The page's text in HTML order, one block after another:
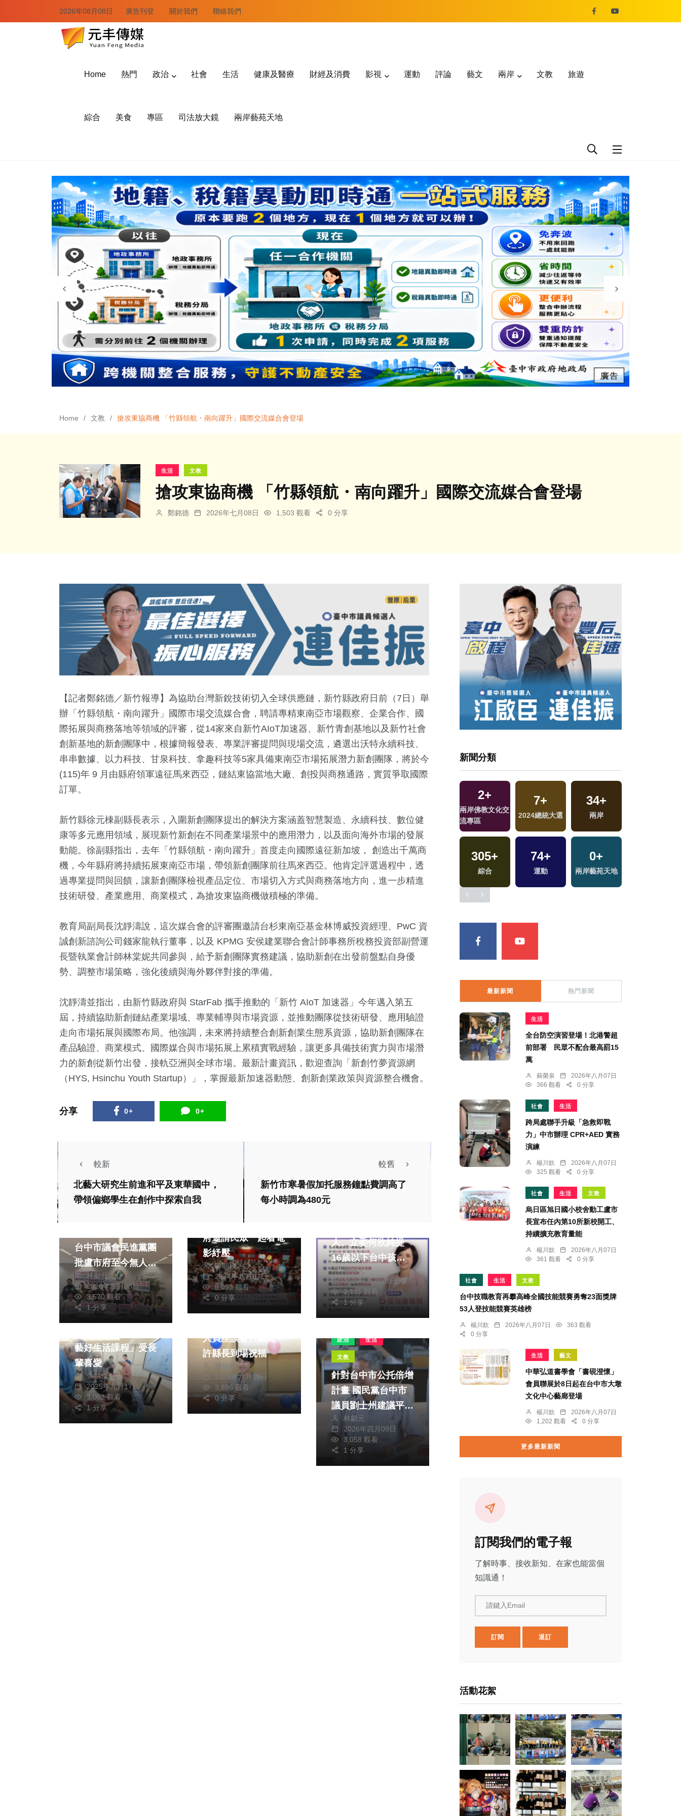
2026年08月08日 廣告刊登 關於我們 聯絡我們
Home 熱門 政治 社會 生活 健康及醫療 財經及消費 影視 運動 評論 藝文 兩岸 文教 旅遊
綜合 美食 專區 司法放大鏡 兩岸藝苑天地
Home 文教 搶攻東協商機 「竹縣領航・南向躍升」國際交流媒合會登場
生活 文教
搶攻東協商機 「竹縣領航・南向躍升」國際交流媒合會登場
鄭銘德 2026年七月08日 1,503 觀看 0 分享
【記者鄭銘德／新竹報導】為協助台灣新銳技術切入全球供應鏈，新竹縣政府日前（7日）舉
辦「竹縣領航・南向躍升」國際市場交流媒合會，聘請專精東南亞市場觀察、企業合作、國
際拓展與商務落地等領域的評審，從14家來自新竹AIoT加速器、新竹青創基地以及新竹社會
創新基地的新創團隊中，根據簡報發表、專業評審提問與現場交流，遴選出沃特永續科技、
串串數據、以力科技、甘泉科技、拿趣科技等5家具備東南亞市場拓展潛力新創團隊，將於今
(115)年 9 月由縣府領軍遠征馬來西亞，鏈結東協當地大廠、創投與商務通路，實質爭取國際
訂單。
新竹縣徐元棟副縣長表示，入圍新創團隊提出的解決方案涵蓋智慧製造、永續科技、數位健
康等多元應用領域，展現新竹新創在不同產業場景中的應用潛力，以及面向海外市場的發展
動能。徐副縣指出，去年「竹縣領航・南向躍升」首度走向國際遠征新加坡， 創造出千萬商
機，今年縣府將持續拓展東南亞市場，帶領新創團隊前往馬來西亞。他肯定評選過程中，透
過專業提問與回饋，讓新創團隊檢視產品定位、市場切入方式與商務落地方向，進一步精進
技術研發、產業應用、商業模式，為搶攻東協商機做積極的準備。
教育局副局長沈靜濤說，這次媒合會的評審團邀請台杉東南亞基金林博威投資經理、PwC 資
誠創新諮詢公司錢家龍執行董事，以及 KPMG 安侯建業聯合會計師事務所稅務投資部副營運
長暨執業會計師林棠妮共同參與，給予新創團隊實務建議，協助新創在出發前盤點自身優
勢、調整市場策略，強化後續與海外夥伴對接的準備。
沈靜濤並指出，由新竹縣政府與 StarFab 攜手推動的「新竹 AIoT 加速器」今年邁入第五
屆，持續協助新創鏈結產業場域、專業輔導與市場資源，並推動團隊從技術研發、應用驗證
走向市場拓展與國際布局。他強調，未來將持續整合創新創業生態系資源，協助新創團隊在
產品驗證、商業模式、國際媒合與市場拓展上累積實戰經驗，讓更多具備技術實力與市場潛
力的新創從新竹出發，接軌亞洲與全球市場。最新計畫資訊，歡迎查詢「新創竹夢資源網
（HYS, Hsinchu Youth Startup）」，掌握最新加速器動態、創新創業政策與資源整合機會。
分享 0+ 0+
較新
北藝大研究生前進和平及東華國中，
帶領偏鄉學生在創作中探索自我
較舊
新竹市寒暑假加托服務鐘點費調高了
每小時調為480元
台中市議會民進黨團
批盧市府至今無人負
責、零制度改革 市
長盧秀燕：校園性侵
案嚴懲失職人員、全
面強化制度防護、還
給孩子公道
林獻元
2026年四月08日
3,570 觀看
1 分享
社會 生活
文教
宣傳心理健康月 縣
府邀請民眾一起看電
影紓壓
陳朝枝
2024年九月07日
8,093 觀看
0 分享
人、立委何欣純提
16歲以下台中孩子
免費入場：綠美圖應
是台中孩子共同的文
化教室
林獻元
2026年五月18日
2,131 觀看
1 分享
財經及消費
藝好生活課程」受長
輩喜愛
張皓傑
2025年九月17日
3,002 觀看
1 分享
人員座談會人氣旺
許縣長到場祝福
陳朝枝
2025年六月18日
3,896 觀看
0 分享
政治 生活
文教
針對台中市公托倍增
計畫 國民黨台中市
議員劉士州建議平衡
公托、準公托與私托
的資源與補助以舒緩
公托排隊壓力
林獻元
2026年四月09日
3,058 觀看
1 分享
新聞分類
海峽論壇專區 財經及消費
+
司法放大鏡
33+
影視
社會 旅遊 2024立委選戰 綜藝
126+
藝文
546+
政治 2023金鐘獎
2+
兩岸佛教文化交
流專區
7+
2024總統大選
34+
兩岸
305+
綜合
74+
運動
0+
兩岸藝苑天地
最新新聞 熱門新聞
生活
全台防空演習登場！北港警超
前部署 民眾不配合最高罰15
萬
蘇榮泉
2026年八月07日
366 觀看
0 分享
社會 生活
跨局處聯手升級「急救即戰
力」中市辦理 CPR+AED 實務
演練
楊川欽
2026年八月07日
325 觀看
0 分享
社會 生活 文教
烏日區旭日國小校舍動工盧市
長宣布任內第10所新校開工、
持續擴充教育量能
楊川欽
2026年八月07日
361 觀看
0 分享
社會 生活 文教
台中技職教育再攀高峰全國技能競賽勇奪23面獎牌
53人登技能競賽英雄榜
楊川欽 2026年八月07日
363 觀看
0 分享
生活 藝文
中華弘道書學會「書硯澄懷」
會員聯展於8日起在台中市大墩
文化中心藝廊登場
楊川欽
2026年八月07日
1,202 觀看
0 分享
更多最新新聞
訂閱我們的電子報
了解時事、接收新知、在家也能當個
知識通！
請鍵入Email
訂閱 退訂
活動花絮